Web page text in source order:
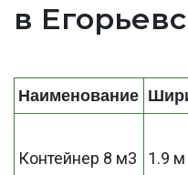
в
Наименование
Контейнер 8 м3 1.9 м